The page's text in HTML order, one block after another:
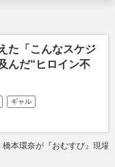
た「こんなスケジ
んだ“ヒロイン不
ギャル
橋本環奈が『おむすび』現場